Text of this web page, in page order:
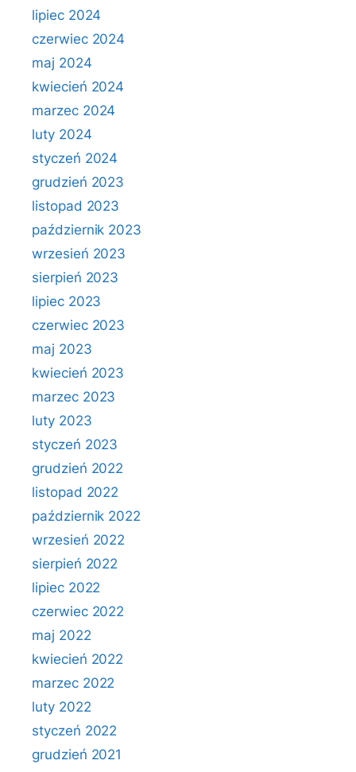
lipiec 2024
czerwiec 2024
maj 2024
kwiecień 2024
marzec 2024
luty 2024
styczeń 2024
grudzień 2023
listopad 2023
październik 2023
wrzesień 2023
sierpień 2023
lipiec 2023
czerwiec 2023
maj 2023
kwiecień 2023
marzec 2023
luty 2023
styczeń 2023
grudzień 2022
listopad 2022
październik 2022
wrzesień 2022
sierpień 2022
lipiec 2022
czerwiec 2022
maj 2022
kwiecień 2022
marzec 2022
luty 2022
styczeń 2022
grudzień 2021